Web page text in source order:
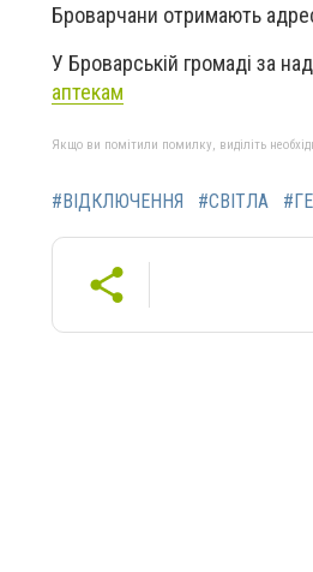
Броварчани отримають
У Броварській громаді за
аптекам
Якщо ви помітили помилку, виділіть
#ВІДКЛЮЧЕННЯ #СВІТЛА